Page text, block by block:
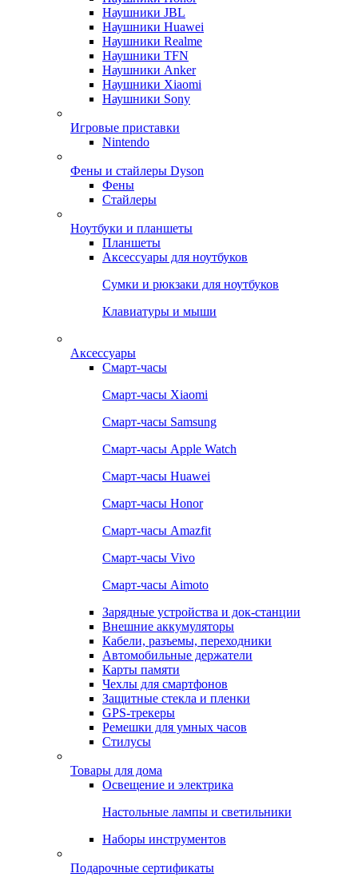
Наушники JBL
Наушники Huawei
Наушники Realme
Наушники TFN
Наушники Anker
Наушники Xiaomi
Наушники Sony
Игровые приставки
Nintendo
Фены и стайлеры Dyson
Фены
Стайлеры
Ноутбуки и планшеты
Планшеты
Аксессуары для ноутбуков
Сумки и рюкзаки для ноутбуков
Клавиатуры и мыши
Аксессуары
Смарт-часы
Смарт-часы Xiaomi
Смарт-часы Samsung
Смарт-часы Apple Watch
Смарт-часы Huawei
Смарт-часы Honor
Смарт-часы Amazfit
Смарт-часы Vivo
Смарт-часы Aimoto
Зарядные устройства и док-станции
Внешние аккумуляторы
Кабели, разъемы, переходники
Автомобильные держатели
Карты памяти
Чехлы для смартфонов
Защитные стекла и пленки
GPS-трекеры
Ремешки для умных часов
Стилусы
Товары для дома
Освещение и электрика
Настольные лампы и светильники
Наборы инструментов
Подарочные сертификаты